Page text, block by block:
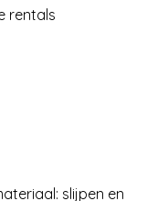
rentals
slijpen en